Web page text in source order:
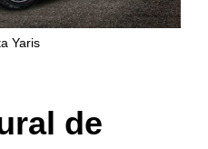
Yaris
de